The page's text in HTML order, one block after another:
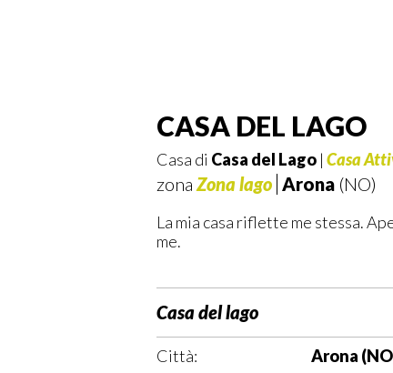
CASA DEL LAGO
Casa di Casa del Lago | Casa
zona Zona lago Arona (NO)
La mia casa riflette me stessa.
me.
Casa del lago
Città:
Arona